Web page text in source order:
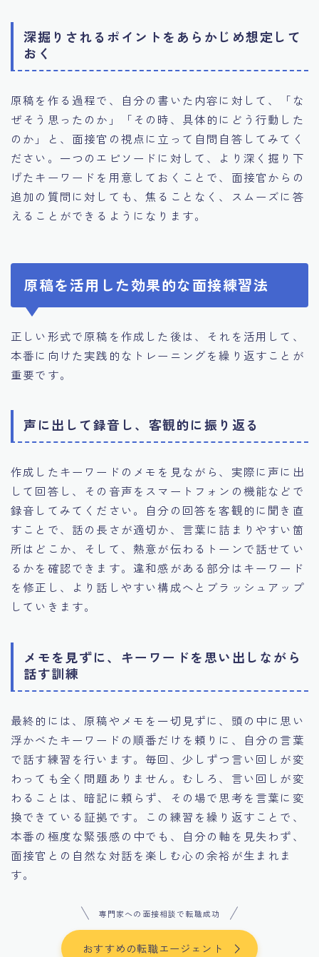
深掘りされるポイントをあらかじめ想定して
おく
原稿を作る過程で、自分の書いた内容に対して、「な
ぜそう思ったのか」「その時、具体的にどう行動した
のか」と、面接官の視点に立って自問自答してみてく
ださい。一つのエピソードに対して、より深く掘り下
げたキーワードを用意しておくことで、面接官からの
追加の質問に対しても、焦ることなく、スムーズに答
えることができるようになります。
原稿を活用した効果的な面接練習法
正しい形式で原稿を作成した後は、それを活用して、
本番に向けた実践的なトレーニングを繰り返すことが
重要です。
声に出して録音し、客観的に振り返る
作成したキーワードのメモを見ながら、実際に声に出
して回答し、その音声をスマートフォンの機能などで
録音してみてください。自分の回答を客観的に聞き直
すことで、話の長さが適切か、言葉に詰まりやすい箇
所はどこか、そして、熱意が伝わるトーンで話せてい
るかを確認できます。違和感がある部分はキーワード
を修正し、より話しやすい構成へとブラッシュアップ
していきます。
メモを見ずに、キーワードを思い出しながら
話す訓練
最終的には、原稿やメモを一切見ずに、頭の中に思い
浮かべたキーワードの順番だけを頼りに、自分の言葉
で話す練習を行います。毎回、少しずつ言い回しが変
わっても全く問題ありません。むしろ、言い回しが変
わることは、暗記に頼らず、その場で思考を言葉に変
換できている証拠です。この練習を繰り返すことで、
本番の極度な緊張感の中でも、自分の軸を見失わず、
面接官との自然な対話を楽しむ心の余裕が生まれま
す。
専門家への面接相談で転職成功
おすすめの転職エージェント